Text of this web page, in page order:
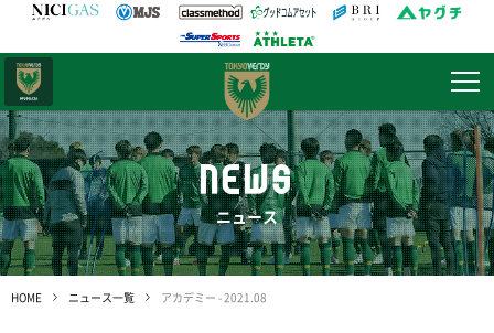
NEWS
ニュース
HOME ニュース一覧 アカデミー - 2021.08